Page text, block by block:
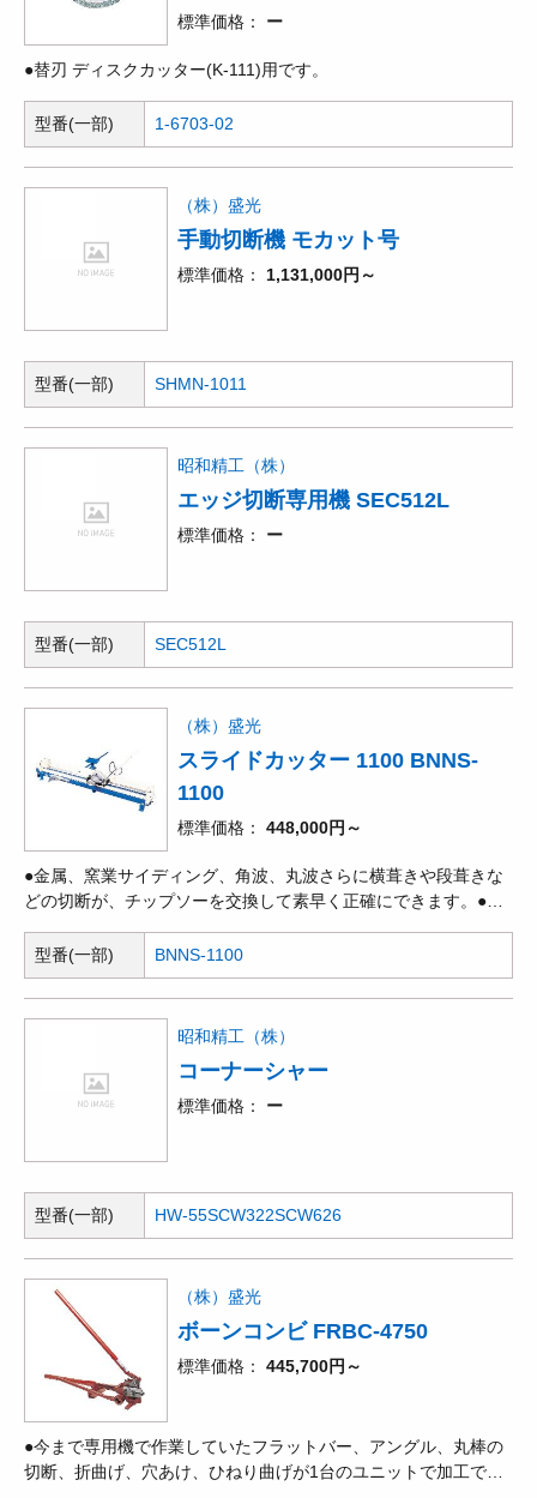
標準価格 ー
●替刃 ディスクカッター(K-111)用です。
型番(一部) 1-6703-02
（株）盛光
手動切断機 モカット号
標準価格 1,131,000円～
型番(一部) SHMN-1011
昭和精工（株）
エッジ切断専用機 SEC512L
標準価格 ー
型番(一部) SEC512L
（株）盛光
スライドカッター 1100 BNNS-
1100
標準価格 448,000円～
●金属、窯業サイディング、角波、丸波さらに横葺きや段葺きな
どの切断が、チップソーを交換して素早く正確にできます。●切
型番(一部)
BNNS-1100
昭和精工（株）
コーナーシャー
標準価格 ー
型番(一部) HW-55SCW322SCW626
（株）盛光
ボーンコンビ FRBC-4750
標準価格 445,700円～
●今まで専用機で作業していたフラットバー、アングル、丸棒の
切断、折曲げ、穴あけ、ひねり曲げが1台のユニットで加工でき